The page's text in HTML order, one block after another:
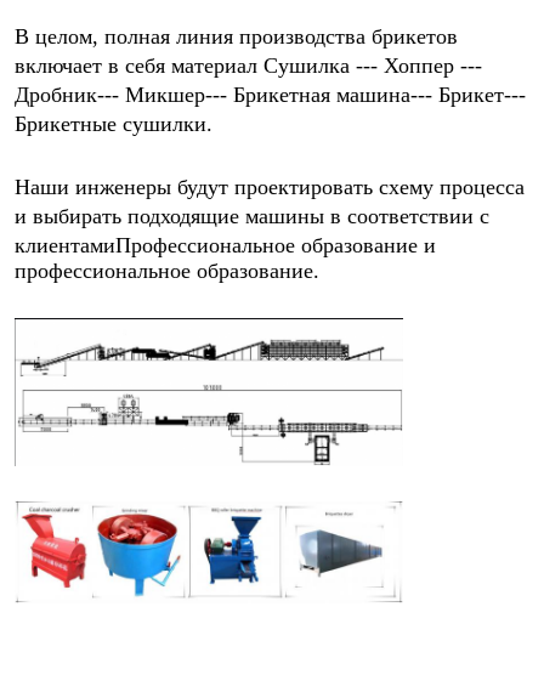
В целом, полная линия производства брикетов
включает в себя материал Сушилка --- Хоппер ---
Дробник--- Микшер--- Брикетная машина--- Брикет---
Брикетные сушилки.
Наши инженеры будут проектировать схему процесса
и выбирать подходящие машины в соответствии с
клиентамиПрофессиональное образование и
профессиональное образование.